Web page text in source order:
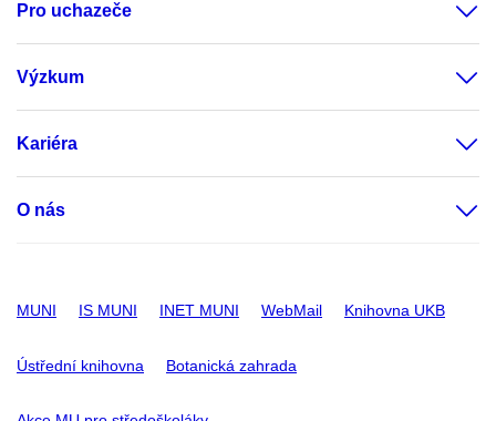
Pro uchazeče
Výzkum
Kariéra
O nás
MUNI IS MUNI INET MUNI WebMail Knihovna UKB
Ústřední knihovna Botanická zahrada